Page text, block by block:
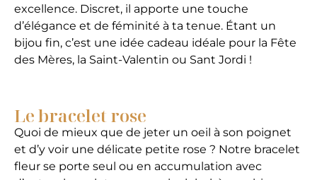
excellence. Discret, il apporte une touche
d’élégance et de féminité à ta tenue. Étant un
bijou fin, c’est une idée cadeau idéale pour la Fête
des Mères, la Saint-Valentin ou Sant Jordi !
Le bracelet rose
Quoi de mieux que de jeter un oeil à son poignet
et d’y voir une délicate petite rose ? Notre bracelet
fleur se porte seul ou en accumulation avec